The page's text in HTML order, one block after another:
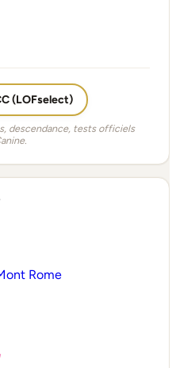
(LOFselect)
descendance, tests officiels
Rome